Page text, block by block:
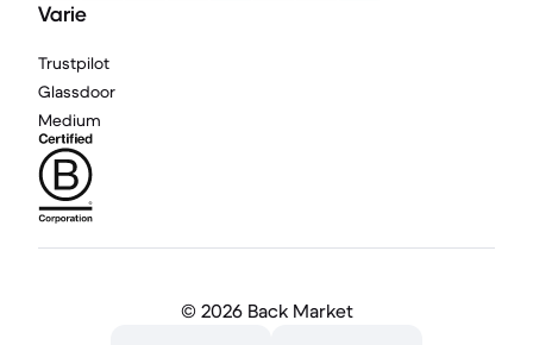
Varie
Trustpilot
Glassdoor
Medium
© 2026 Back Market